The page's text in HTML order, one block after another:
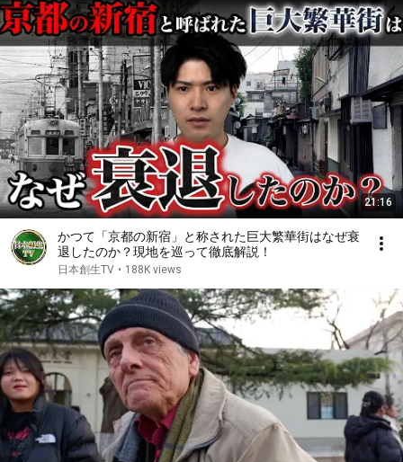
21:16
かつて「京都の新宿」と称された巨大繁華街はなぜ衰
退したのか？現地を巡って徹底解説！
日本創生TV • 188K views